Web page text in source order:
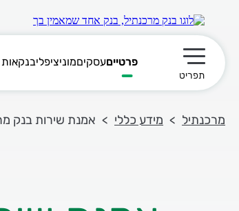
תפריט ראשי
תפריט
פרטייםעסקיםמוניציפלי
מרכנתיל מידע כללי אמנת שירות בנק